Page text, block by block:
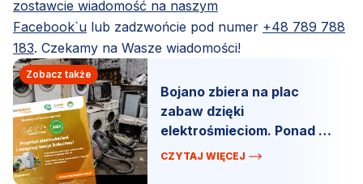
zostawcie wiadomość na naszym
Facebook`u lub zadzwońcie pod numer +48 789 788
183. Czekamy na Wasze wiadomości!
Zobacz także
Bojano zbiera na plac
zabaw dzięki
elektrośmieciom. Ponad 5
ton elektroodpadów.
CZYTAJ WIĘCEJ